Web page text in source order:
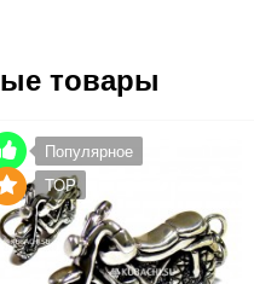
товары
Популярное
TOP